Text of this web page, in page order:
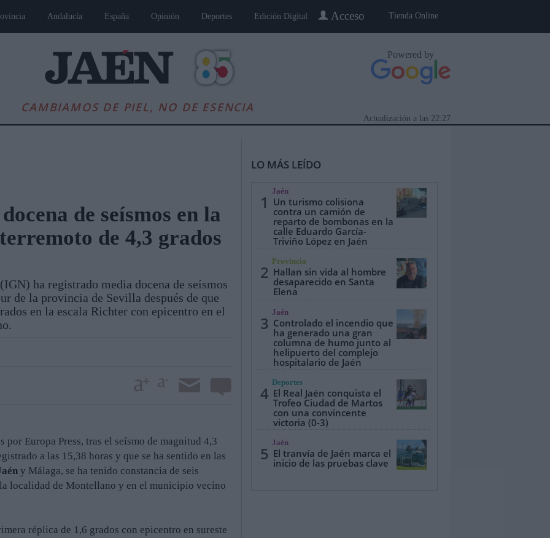
Tienda Online
Acceso
Andalucía España Opinión Deportes Edición Digital
CAMBIAMOS DE PIEL, NO DE ESENCIA
Powered by
22:27
Actualización a las
Andalucía Internacional Opinión Cultura Deportes Jaén, Pueblo a Pueblo Gente
de seísmos en la
de 4,3 grados
ha registrado media docena de seísmos
de la provincia de Sevilla después de que
en la escala Richter con epicentro en el
Europa Press, tras el seísmo de magnitud 4,3
a las 15,38 horas y que se ha sentido en las
y Málaga, se ha tenido constancia de seis
localidad de Montellano y en el municipio vecino
réplica de 1,6 grados con epicentro en sureste
LO MÁS LEÍDO
1
Jaén
Un turismo colisiona
contra un camión de
reparto de bombonas en la
calle Eduardo García-
Triviño López en Jaén
2
Provincia
Hallan sin vida al hombre
desaparecido en Santa
Elena
3
Jaén
Controlado el incendio que
ha generado una gran
columna de humo junto al
helipuerto del complejo
hospitalario de Jaén
4
Deportes
El Real Jaén conquista el
Trofeo Ciudad de Martos
con una convincente
victoria (0-3)
5
Jaén
El tranvía de Jaén marca el
inicio de las pruebas clave